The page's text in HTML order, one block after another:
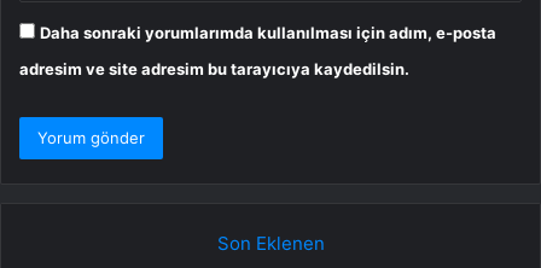
Daha sonraki yorumlarımda kullanılması için adım, e-posta
adresim ve site adresim bu tarayıcıya kaydedilsin.
Son Eklenen